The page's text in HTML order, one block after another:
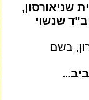
שניאורסון,
שנשוי
בשם